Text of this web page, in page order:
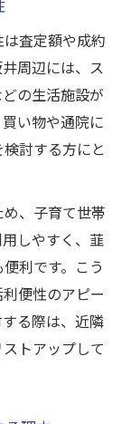
を左右する
らす影響
再発見
スムーズに
ポイント
確認法
重要な理由
のコツ
チェック項
査定額や成約
周辺には、ス
の生活施設が
い物や通院に
討する方にと
、子育て世帯
しやすく、韮
利です。こう
便性のアピー
る際は、近隣
トアップして